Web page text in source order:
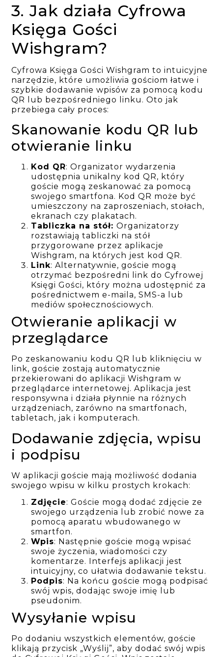
3. Jak działa Cyfrowa
Księga Gości
Wishgram?
Cyfrowa Księga Gości Wishgram to intuicyjne
narzędzie, które umożliwia gościom łatwe i
szybkie dodawanie wpisów za pomocą kodu
QR lub bezpośredniego linku. Oto jak
przebiega cały proces:
Skanowanie kodu QR lub
otwieranie linku
Kod QR: Organizator wydarzenia
udostępnia unikalny kod QR, który
goście mogą zeskanować za pomocą
swojego smartfona. Kod QR może być
umieszczony na zaproszeniach, stołach,
ekranach czy plakatach.
Tabliczka na stół:Organizatorzy
rozstawiają tabliczki na stół
przygorowane przez aplikacje
Wishgram, na których jest kod QR.
Link: Alternatywnie, goście mogą
otrzymać bezpośredni link do Cyfrowej
Księgi Gości, który można udostępnić za
pośrednictwem e-maila, SMS-a lub
mediów społecznościowych.
Otwieranie aplikacji w
przeglądarce
Po zeskanowaniu kodu QR lub kliknięciu w
link, goście zostają automatycznie
przekierowani do aplikacji Wishgram w
przeglądarce internetowej. Aplikacja jest
responsywna i działa płynnie na różnych
urządzeniach, zarówno na smartfonach,
tabletach, jak i komputerach.
Dodawanie zdjęcia, wpisu
i podpisu
W aplikacji goście mają możliwość dodania
swojego wpisu w kilku prostych krokach:
Zdjęcie: Goście mogą dodać zdjęcie ze
swojego urządzenia lub zrobić nowe za
pomocą aparatu wbudowanego w
smartfon.
Wpis: Następnie goście mogą wpisać
swoje życzenia, wiadomości czy
komentarze. Interfejs aplikacji jest
intuicyjny, co ułatwia dodawanie tekstu.
Podpis: Na końcu goście mogą podpisać
swój wpis, dodając swoje imię lub
pseudonim.
Wysyłanie wpisu
Po dodaniu wszystkich elementów, goście
klikają przycisk „Wyślij”, aby dodać swój wpis